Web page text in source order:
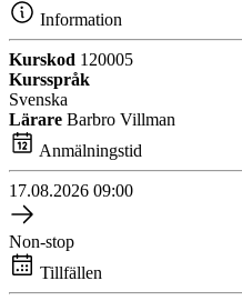
Information
Kurskod 120005
Kursspråk
Svenska
Lärare Barbro Villman
Anmälningstid
17.08.2026 09:00
Non-stop
Tillfällen